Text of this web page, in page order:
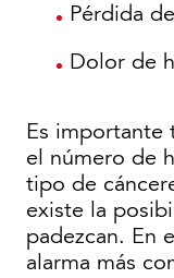
Pérdida
Dolor de
Es importante
el número de
tipo de
existe la
padezcan. En
alarma más